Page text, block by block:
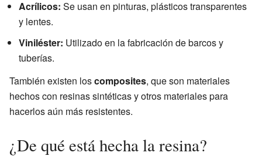
Acrílicos: Se usan en pinturas, plásticos transparentes
y lentes.
Viniléster: Utilizado en la fabricación de barcos y
tuberías.
También existen loscomposites, que son materiales
hechos con resinas sintéticas y otros materiales para
hacerlos aún más resistentes.
¿De qué está hecha la resina?